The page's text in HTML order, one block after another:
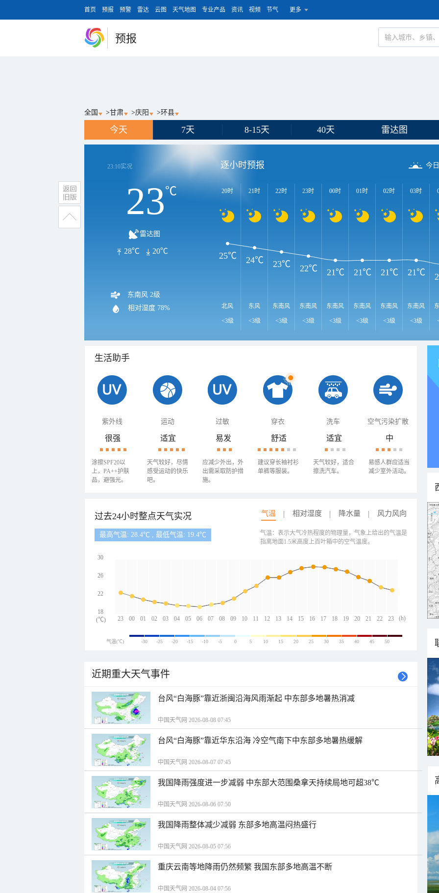
首页 预报 预警 雷达 云图 天气地图 专业产品 资讯 视频 节气 更多
预报
全国 >甘肃 >庆阳 >环县
今天 7天 8-15天 40天 雷达图
23:10实况
23℃
雷达图
28℃ 20℃
东南风 2级
相对湿度 78%
逐小时预报 今
20时
北风
<3级
21时
东风
<3级
22时
东南风
<3级
23时
东南风
<3级
00时
东南风
<3级
01时
东南风
<3级
02时
东南风
<3级
03时
东南风
<3级
25℃ 24℃ 23℃ 22℃ 21℃ 21℃ 21℃ 21℃
生活助手
紫外线 运动 过敏 穿衣 洗车 空气污染扩散
很强
涂擦SPF20以
上，PA++护肤
品，避强光。
适宜
天气较好，尽情
感受运动的快乐
吧。
易发
应减少外出，外
出需采取防护措
施。
舒适
建议穿长袖衬衫
单裤等服装。
适宜
天气较好，适合
擦洗汽车。
中
易感人群应适当
减少室外活动。
过去24小时整点天气实况 气温 相对湿度 降水量 风力风向
最高气温: 28.4℃ , 最低气温: 19.4℃
23 00 01 02 03 04 05 06 07 08 09 10 11 12 13 14 15 16 17 18 19 20 21 22 23
30
26
22
18
(h)
(℃)
气温：表示大气冷热程度的物理量，气象上给出的气温是
指离地面1.5米高度上百叶箱中的空气温度。
气温(℃) -30 -25 -20 -15 -10 -5 0 5 10 15 20 25 30 35 40 45 50
近期重大天气事件
台风“白海豚”靠近浙闽沿海风雨渐起 中东部多地暑热消减
中国天气网 2026-08-08 07:45
台风“白海豚”靠近华东沿海 冷空气南下中东部多地暑热缓解
中国天气网 2026-08-07 07:45
我国降雨强度进一步减弱 中东部大范围桑拿天持续局地可超38℃
中国天气网 2026-08-06 07:50
我国降雨整体减少减弱 东部多地高温闷热盛行
中国天气网 2026-08-05 07:56
重庆云南等地降雨仍然频繁 我国东部多地高温不断
中国天气网 2026-08-04 07:56